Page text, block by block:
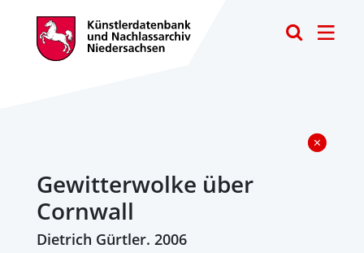
Gewitterwolke über
Cornwall
Dietrich Gürtler. 2006